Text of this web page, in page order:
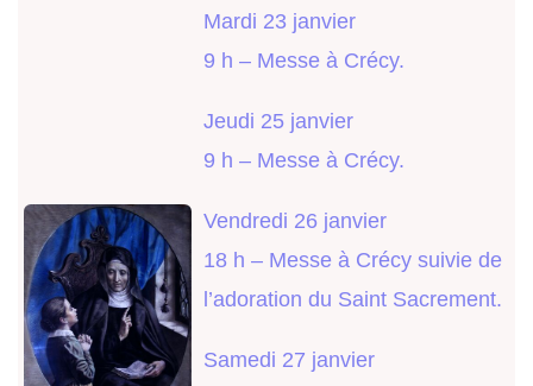
Mardi 23 janvier
9 h – Messe à Crécy.
Jeudi 25 janvier
9 h – Messe à Crécy.
Vendredi 26 janvier
18 h – Messe à Crécy suivie de
l’adoration du Saint Sacrement.
Samedi 27 janvier